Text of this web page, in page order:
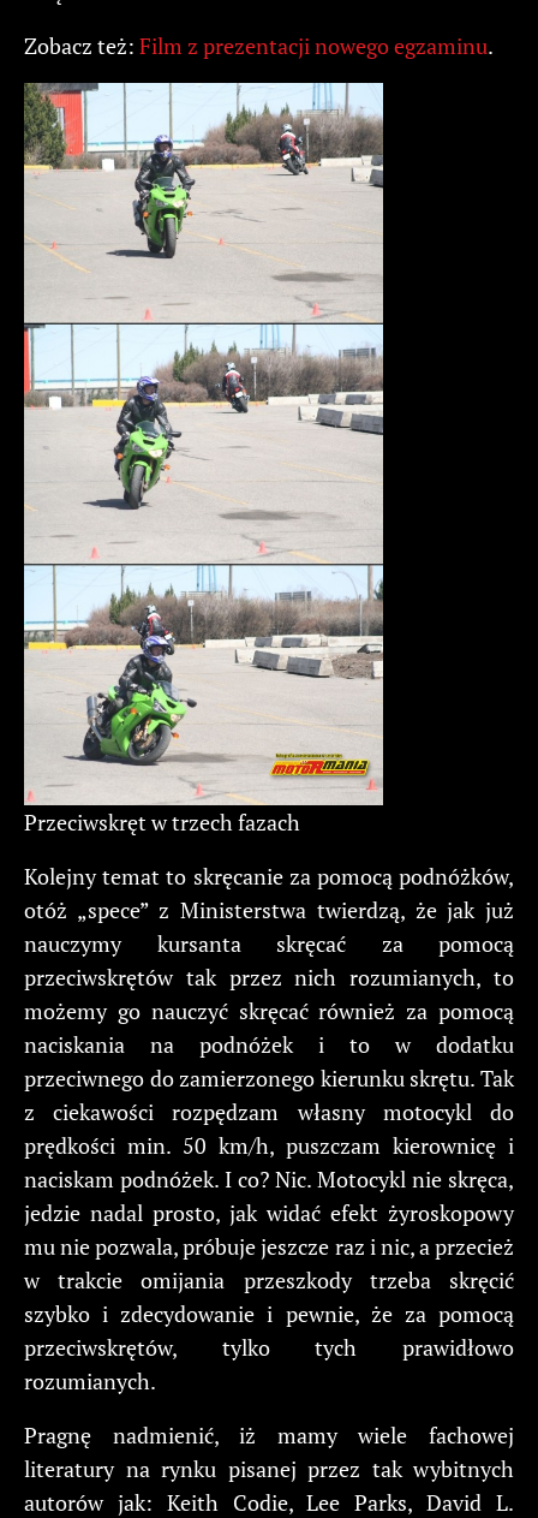
Zobacz też: Film z prezentacji nowego egzaminu.
Przeciwskręt w trzech fazach
Kolejny temat to skręcanie za pomocą podnóżków,
otóż „spece” z Ministerstwa twierdzą, że jak już
nauczymy kursanta skręcać za pomocą
przeciwskrętów tak przez nich rozumianych, to
możemy go nauczyć skręcać również za pomocą
naciskania na podnóżek i to w dodatku
przeciwnego do zamierzonego kierunku skrętu. Tak
z ciekawości rozpędzam własny motocykl do
prędkości min. 50 km/h, puszczam kierownicę i
naciskam podnóżek. I co? Nic. Motocykl nie skręca,
jedzie nadal prosto, jak widać efekt żyroskopowy
mu nie pozwala, próbuje jeszcze raz i nic, a przecież
w trakcie omijania przeszkody trzeba skręcić
szybko i zdecydowanie i pewnie, że za pomocą
przeciwskrętów, tylko tych prawidłowo
rozumianych.
Pragnę nadmienić, iż mamy wiele fachowej
literatury na rynku pisanej przez tak wybitnych
autorów jak: Keith Codie, Lee Parks, David L.